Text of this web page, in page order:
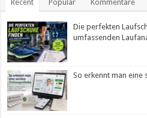
Recent Popular Kommentare
Die perfekten
umfassenden
So erkennt man eine